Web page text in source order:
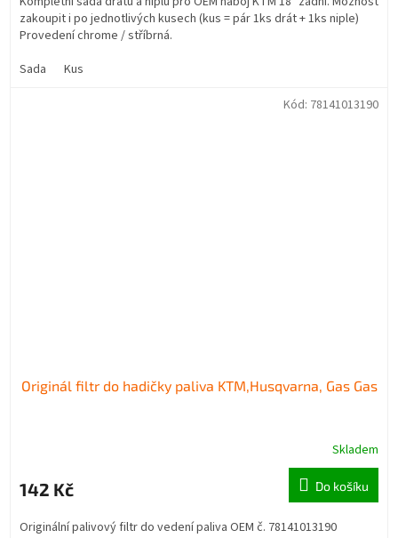
zakoupit i po jednotlivých kusech (kus = pár 1ks drát + 1ks niple)
Provedení chrome / stříbrná.
Sada
Kus
Originál filtr do hadičky paliva KTM,Husqvarna, Gas Gas
Skladem
142 Kč Do košíku
Originální palivový filtr do vedení paliva OEM č. 78141013190
Kód: 78141013190